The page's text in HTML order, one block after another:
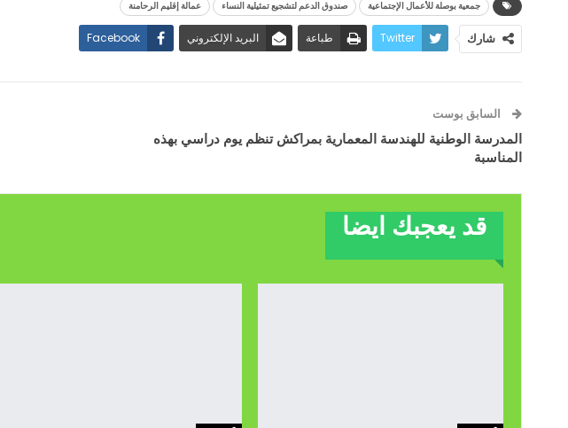
جمعية بوصلة للأعمال الإجتماعية صندوق الدعم لتشجيع تمثيلية النساء عمالة إقليم الرحامنة
شارك Twitter طباعة البريد الإلكتروني Facebook
السابق بوست
المدرسة الوطنية للهندسة المعمارية بمراكش تنظم يوم دراسي بهذه
المناسبة
قد يعجبك ايضا